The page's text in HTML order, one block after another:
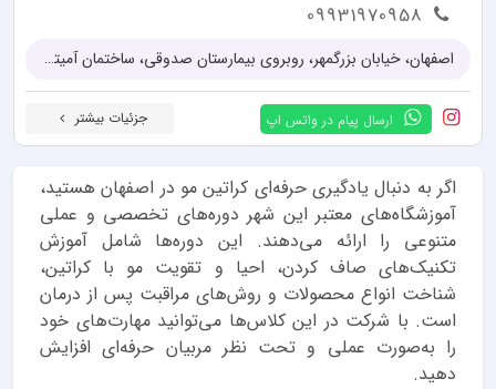
09931970958
اصفهان، خیابان بزرگمهر، روبروی بیمارستان صدوقی، ساختمان آمیتیس، طبقه سوم
ارسال پیام در واتس اپ جزئیات بیشتر
اگر به دنبال یادگیری حرفه‌ای کراتین مو در اصفهان هستید،
آموزشگاه‌های معتبر این شهر دوره‌های تخصصی و عملی
متنوعی را ارائه می‌دهند. این دوره‌ها شامل آموزش
تکنیک‌های صاف کردن، احیا و تقویت مو با کراتین،
شناخت انواع محصولات و روش‌های مراقبت پس از درمان
است. با شرکت در این کلاس‌ها می‌توانید مهارت‌های خود
را به‌صورت عملی و تحت نظر مربیان حرفه‌ای افزایش
دهید.